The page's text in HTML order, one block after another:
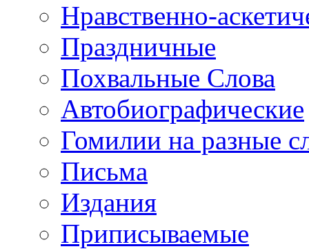
Нравственно-
Праздничные
Похвальные Слова
Автобиографические
Гомилии на разные
Письма
Издания
Приписываемые